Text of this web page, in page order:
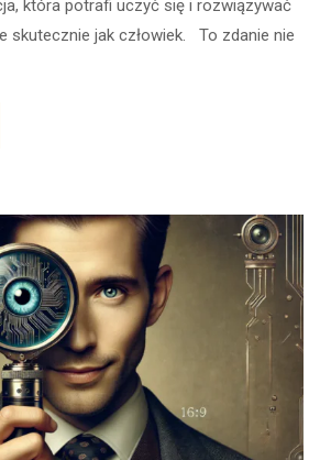
która potrafi uczyć się i rozwiązywać
skutecznie jak człowiek. To zdanie nie